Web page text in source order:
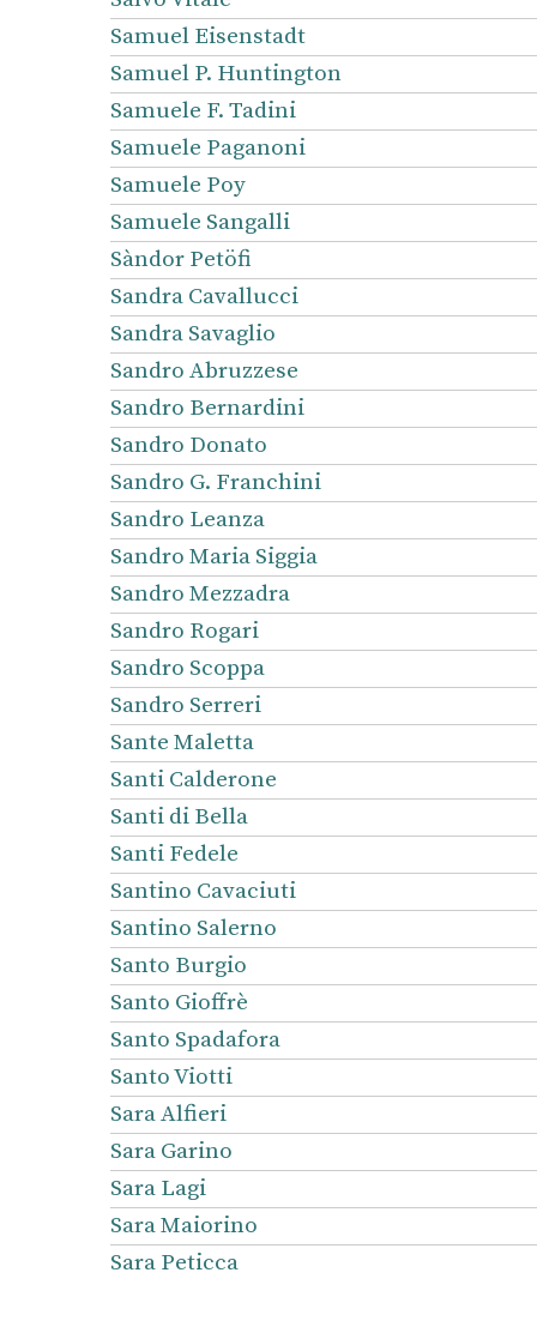
Samuel Eisenstadt
Samuel P. Huntington
Samuele F. Tadini
Samuele Paganoni
Samuele Poy
Samuele Sangalli
Sàndor Petöfi
Sandra Cavallucci
Sandra Savaglio
Sandro Abruzzese
Sandro Bernardini
Sandro Donato
Sandro G. Franchini
Sandro Leanza
Sandro Maria Siggia
Sandro Mezzadra
Sandro Rogari
Sandro Scoppa
Sandro Serreri
Sante Maletta
Santi Calderone
Santi di Bella
Santi Fedele
Santino Cavaciuti
Santino Salerno
Santo Burgio
Santo Gioffrè
Santo Spadafora
Santo Viotti
Sara Alfieri
Sara Garino
Sara Lagi
Sara Maiorino
Sara Peticca